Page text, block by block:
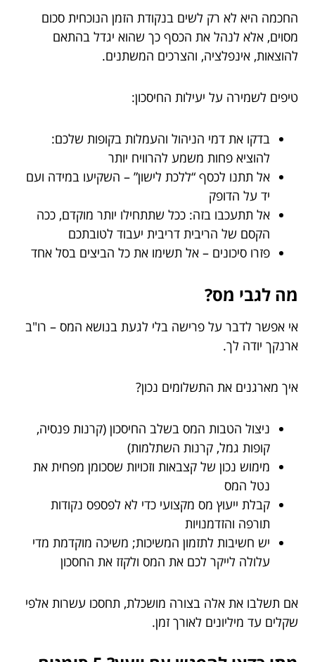
החכמה היא לא רק לשים בנקודת הזמן הנוכחית סכום
מסוים, אלא לנהל את הכסף כך שהוא יגדל בהתאם
להוצאות, אינפלציה, והצרכים המשתנים.
טיפים לשמירה על יעילות החיסכון:
בדקו את דמי הניהול והעמלות בקופות שלכם:
להוציא פחות משמע להרוויח יותר
אל תתנו לכסף “ללכת לישון” – השקיעו במידה ועם
יד על הדופק
אל תתעכבו בזה: ככל שתתחילו יותר מוקדם, ככה
הקסם של הריבית דריבית יעבוד לטובתכם
פזרו סיכונים – אל תשימו את כל הביצים בסל אחד
מה לגבי מס?
אי אפשר לדבר על פרישה בלי לגעת בנושא המס – רו"ב
ארנקך יודה לך.
איך מארגנים את התשלומים נכון?
ניצול הטבות המס בשלב החיסכון (קרנות פנסיה,
קופות גמל, קרנות השתלמות)
מימוש נכון של קצבאות וזכויות שסכומן מפחית את
נטל המס
קבלת ייעוץ מס מקצועי כדי לא לפספס נקודות
תורפה והזדמנויות
יש חשיבות לתזמון המשיכות; משיכה מוקדמת מדי
עלולה לייקר לכם את המס ולקזז את החסכון
אם תשלבו את אלה בצורה מושכלת, תחסכו עשרות אלפי
שקלים עד מיליונים לאורך זמן.